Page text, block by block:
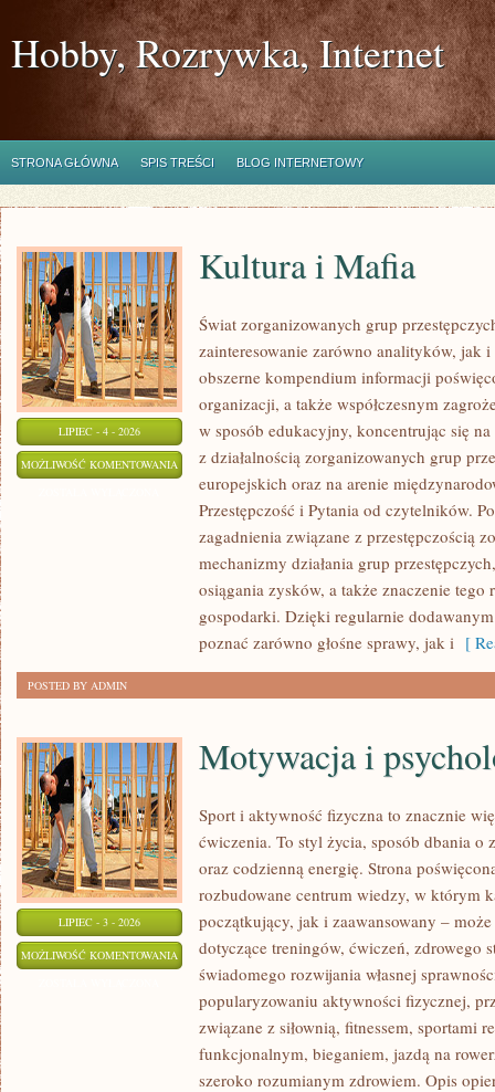
Hobby, Rozrywka, Internet
STRONA GŁÓWNA SPIS TREŚCI BLOG INTERNETOWY
LIPIEC - 4 - 2026
MOŻLIWOŚĆ KOMENTOWANIA KULTURA
MAFIA
Kultura i Mafia
Świat zorganizowanych grup
zainteresowanie zarówno analityków, jak
obszerne kompendium informacji
organizacji, a także współczesnym
w sposób edukacyjny, koncentrując się
z działalnością zorganizowanych grup
europejskich oraz na arenie
Przestępczość i Pytania od czytelników.
zagadnienia związane z przestępczością
mechanizmy działania grup
osiągania zysków, a także znaczenie tego
gospodarki. Dzięki regularnie
poznać zarówno głośne sprawy, jak i [
POSTED BY ADMIN
LIPIEC - 3 - 2026
MOŻLIWOŚĆ KOMENTOWANIA MOTYWACJA
PSYCHOLOGIA
SPORTU
Motywacja i
Sport i aktywność fizyczna to znacznie
ćwiczenia. To styl życia, sposób dbania o
oraz codzienną energię. Strona
rozbudowane centrum wiedzy, w którym
początkujący, jak i zaawansowany –
dotyczące treningów, ćwiczeń, zdrowego
świadomego rozwijania własnej
popularyzowaniu aktywności fizycznej,
związane z siłownią, fitnessem, sportami
funkcjonalnym, bieganiem, jazdą na
szeroko rozumianym zdrowiem. Opis